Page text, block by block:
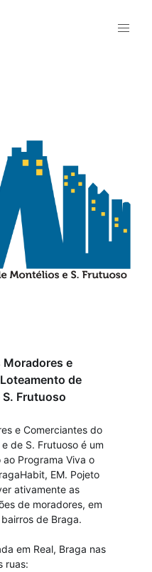
e
de
Frutuoso
e Comerciantes do
de S. Frutuoso é um
Programa Viva o
EM. Pojeto
ativamente as
de moradores, em
de Braga.
em Real, Braga nas
ruas: